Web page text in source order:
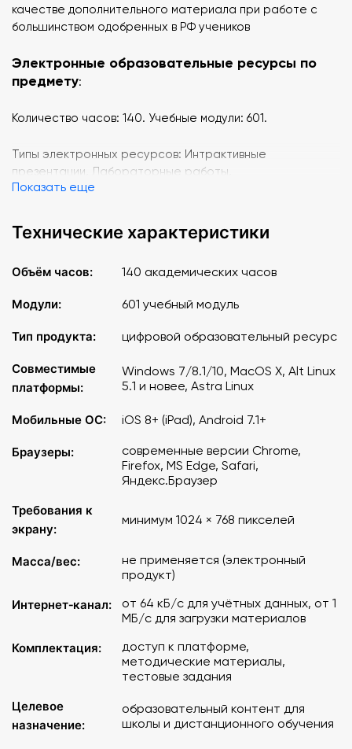
качестве дополнительного материала при работе с
большинством одобренных в РФ учеников
Электронные образовательные ресурсы по
предмету:
Количество часов: 140. Учебные модули: 601.
Типы электронных ресурсов: Интрактивные
презентации, Лабораторные работы,
Самостоятельные работы, Контрольные работы, ЕГЭ,
Линии учебников, поддерживаемые сервисом
УМК В. А. Никонова ("Инновационная школа")
УМК Л. Н. Боголюбова
УМК О. А. Котовой ("Сферы")
Темы 11 класс
Теоретические конспекты
Полный экзамен
или ноутбуке в браузере - Windows 7/8.1/10, MacOS X,
Alt Linux 5.1 и выше, Astra Linux, на планшетном
устройстве ОС Android - Android 7.1 и выше.
Браузеры: MS Edge, Google Chrome, Mozilla Firefox,
Safari, Яндекс.Браузер современных версий.
Минимальные требования к компьютерному
рабочее разрешение экрана 1024 × 768, клавиатура,
мышь или иное указательное устройство.
Показать еще
Технические характеристики
Объём часов: 140 академических часов
Модули: 601 учебный модуль
Тип продукта: цифровой образовательный ресурс
Совместимые
платформы:
Windows 7/8.1/10, MacOS X, Alt Linux
5.1 и новее, Astra Linux
Мобильные ОС: iOS 8+ (iPad), Android 7.1+
Браузеры:
современные версии Chrome,
Firefox, MS Edge, Safari,
Яндекс.Браузер
Требования к
экрану:
минимум 1024 × 768 пикселей
Масса/вес:
не применяется (электронный
продукт)
Интернет‑канал:
от 64 кБ/с для учётных данных, от 1
МБ/с для загрузки материалов
Комплектация:
доступ к платформе,
методические материалы,
тестовые задания
Целевое
назначение:
образовательный контент для
школы и дистанционного обучения